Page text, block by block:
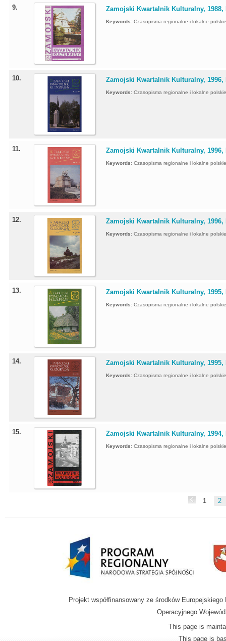
9. Zamojski Kwartalnik Kulturalny, 1988,
Keywords: Czasopisma regionalne i lokalne
10. Zamojski Kwartalnik Kulturalny, 1996,
Keywords: Czasopisma regionalne i lokalne
11. Zamojski Kwartalnik Kulturalny, 1996,
Keywords: Czasopisma regionalne i lokalne
12. Zamojski Kwartalnik Kulturalny, 1996,
Keywords: Czasopisma regionalne i lokalne
13. Zamojski Kwartalnik Kulturalny, 1995,
Keywords: Czasopisma regionalne i lokalne
14. Zamojski Kwartalnik Kulturalny, 1995,
Keywords: Czasopisma regionalne i lokalne
15. Zamojski Kwartalnik Kulturalny, 1994,
Keywords: Czasopisma regionalne i lokalne
1 2
Projekt współfinansowany ze środków
Operacyjnego
This page is
This page is